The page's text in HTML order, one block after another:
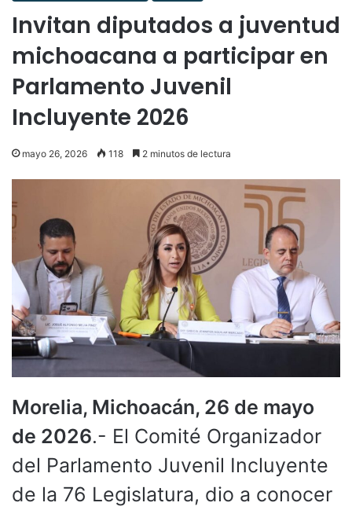
Invitan diputados a juventud
michoacana a participar en
Parlamento Juvenil
Incluyente 2026
mayo 26, 2026 118 2 minutos de lectura
Morelia, Michoacán, 26 de mayo
de 2026.- El Comité Organizador
del Parlamento Juvenil Incluyente
de la 76 Legislatura, dio a conocer